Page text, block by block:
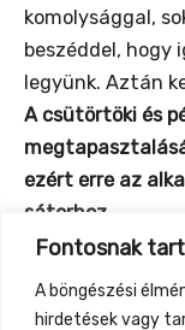
Fontosnak
A böngészési
hirdetések vagy
komolysággal,
beszéddel, hogy
legyünk. Aztán
A csütörtöki és
ezért erre az
sátorhoz.
Szombaton
keresztül
másikhoz. Erre